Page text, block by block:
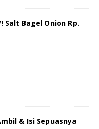
Salt Bagel Onion Rp.
& Isi Sepuasnya